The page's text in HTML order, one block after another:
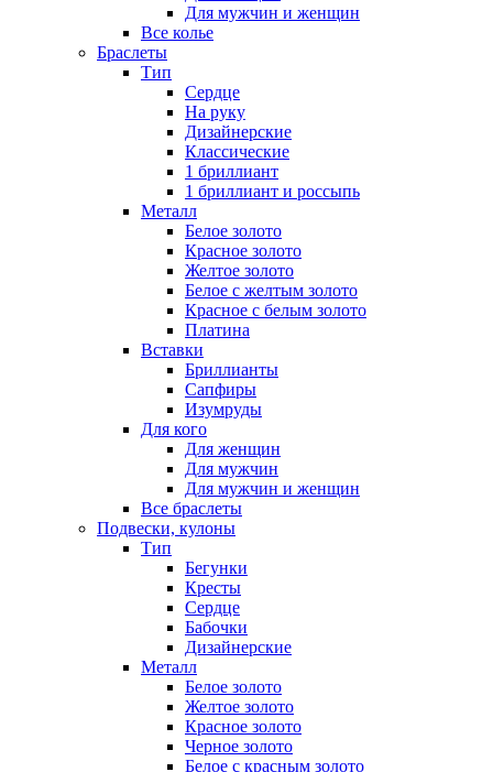
Для мужчин и женщин
Все колье
Браслеты
Тип
Сердце
На руку
Дизайнерские
Классические
1 бриллиант
1 бриллиант и россыпь
Металл
Белое золото
Красное золото
Желтое золото
Белое с желтым золото
Красное с белым золото
Платина
Вставки
Бриллианты
Сапфиры
Изумруды
Для кого
Для женщин
Для мужчин
Для мужчин и женщин
Все браслеты
Подвески, кулоны
Тип
Бегунки
Кресты
Сердце
Бабочки
Дизайнерские
Металл
Белое золото
Желтое золото
Красное золото
Черное золото
Белое с красным золото